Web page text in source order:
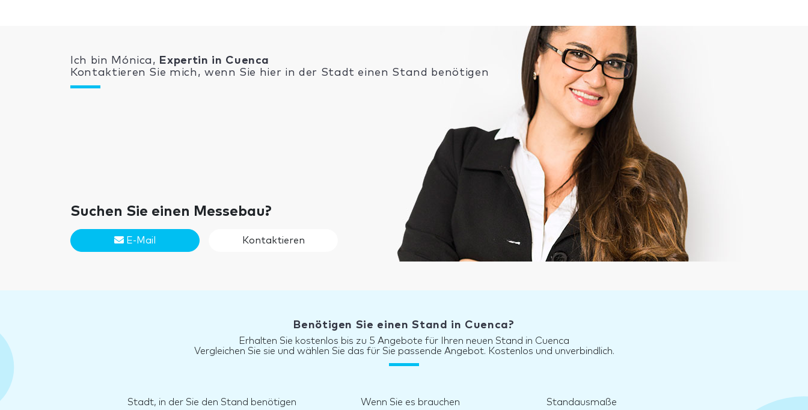
Ich bin Mónica, Expertin in Cuenca
Kontaktieren Sie mich, wenn Sie hier in der Stadt einen Stand benötigen
Suchen Sie einen Messebau?
E-Mail Kontaktieren
Benötigen Sie einen Stand in Cuenca?
Erhalten Sie kostenlos bis zu 5 Angebote für Ihren neuen Stand in Cuenca
Vergleichen Sie sie und wählen Sie das für Sie passende Angebot. Kostenlos und unverbindlich.
Stadt, in der Sie den Stand benötigen Wenn Sie es brauchen Standausmaße